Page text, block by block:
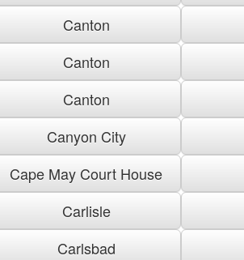
Canton
Canton
Canton
Canyon City
Cape May Court House
Carlisle
Carlsbad